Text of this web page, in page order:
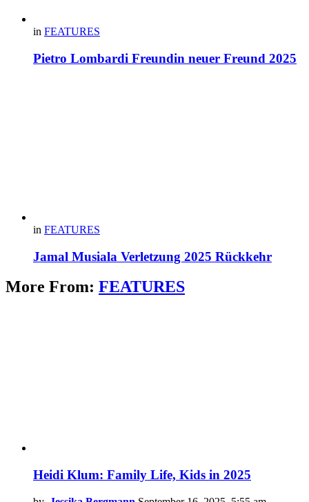
in FEATURES
Pietro Lombardi Freundin neuer Freund 2025
in FEATURES
Jamal Musiala Verletzung 2025 Rückkehr
More From: FEATURES
Heidi Klum: Family Life, Kids in 2025